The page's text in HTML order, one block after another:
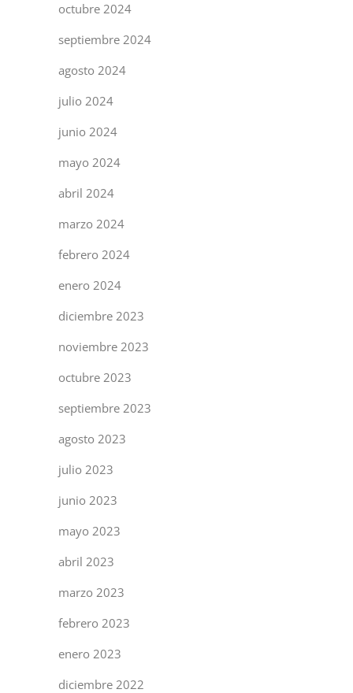
octubre 2024
septiembre 2024
agosto 2024
julio 2024
junio 2024
mayo 2024
abril 2024
marzo 2024
febrero 2024
enero 2024
diciembre 2023
noviembre 2023
octubre 2023
septiembre 2023
agosto 2023
julio 2023
junio 2023
mayo 2023
abril 2023
marzo 2023
febrero 2023
enero 2023
diciembre 2022